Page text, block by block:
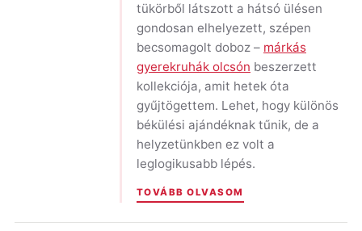
tükörből látszott a hátsó ülésen
gondosan elhelyezett, szépen
becsomagolt doboz – márkás
gyerekruhák olcsón beszerzett
kollekciója, amit hetek óta
gyűjtögettem. Lehet, hogy különös
békülési ajándéknak tűnik, de a
helyzetünkben ez volt a
leglogikusabb lépés.
TOVÁBB OLVASOM